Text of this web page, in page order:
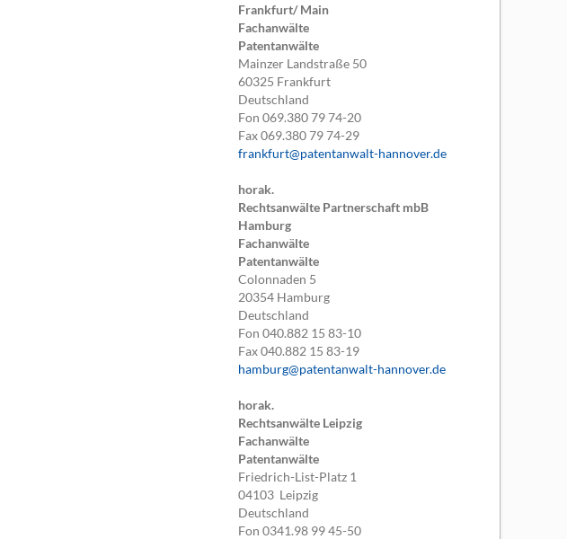
Frankfurt/ Main
Fachanwälte
Patentanwälte
Mainzer Landstraße 50
60325 Frankfurt
Deutschland
Fon069.380 79 74-20
Fax069.380 79 74-29
frankfurt@patentanwalt-hannover.de
horak.
Rechtsanwälte Partnerschaft mbB
Hamburg
Fachanwälte
Patentanwälte
Colonnaden 5
20354 Hamburg
Deutschland
Fon040.882 15 83-10
Fax040.882 15 83-19
hamburg@patentanwalt-hannover.de
horak.
Rechtsanwälte Leipzig
Fachanwälte
Patentanwälte
Friedrich-List-Platz 1
04103 Leipzig
Deutschland
Fon0341.98 99 45-50